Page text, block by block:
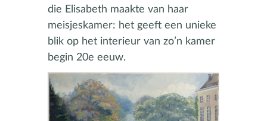
die Elisabeth maakte van haar
meisjeskamer: het geeft een unieke
blik op het interieur van zo’n kamer
begin 20e eeuw.